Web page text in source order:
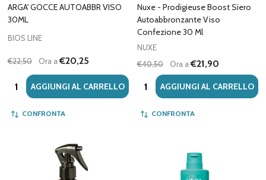
ARGA' GOCCE AUTOABBR VISO
30ML
BIOS LINE
€22,50 Ora a€20,25
Quantità:AGGIUNGI AL CARRELLO
CONFRONTA
Nuxe - Prodigieuse Boost Siero
Autoabbronzante Viso
Confezione 30 Ml
NUXE
€40,50
Ora a€21,90
Quantità:AGGIUNGI AL CARRELLO
CONFRONTA